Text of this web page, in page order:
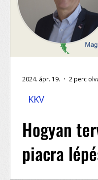
Hogyan
piacra
Ferling József
KKV
2024. ápr. 19. 2 perc